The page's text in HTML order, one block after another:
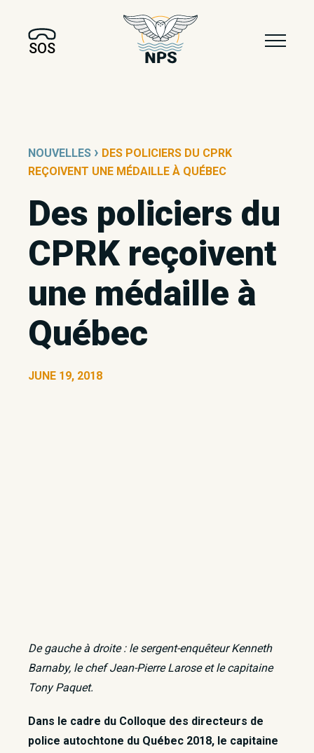
SOS
NOUVELLES › DES POLICIERS DU CPRK
REÇOIVENT UNE MÉDAILLE À QUÉBEC
Des policiers du
CPRK reçoivent
une médaille à
Québec
JUNE 19, 2018
De gauche à droite : le sergent-enquêteur Kenneth
Barnaby, le chef Jean-Pierre Larose et le capitaine
Tony Paquet.
Dans le cadre du Colloque des directeurs de
police autochtone du Québec 2018, le capitaine